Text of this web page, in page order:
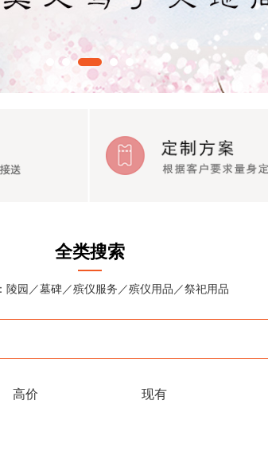
全类搜索
陵园／墓碑／殡仪服务／殡仪用品／祭祀用品
高价 现有